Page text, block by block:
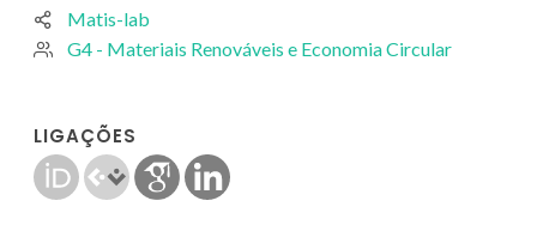
Matis-lab
G4 - Materiais Renováveis e Economia Circular
LIGAÇÕES